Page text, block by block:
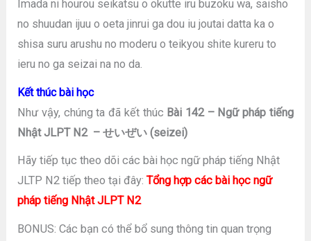
Imada ni hourou seikatsu o okutte iru buzoku wa, saisho
no shuudan ijuu o oeta jinrui ga dou iu joutai datta ka o
shisa suru arushu no moderu o teikyou shite kureru to
ieru no ga seizai na no da.
Kết thúc bài học
Như vậy, chúng ta đã kết thúc Bài 142 – Ngữ pháp tiếng
Nhật JLPT N2 – せいぜい (seizei)
Hãy tiếp tục theo dõi các bài học ngữ pháp tiếng Nhật
JLTP N2 tiếp theo tại đây:Tổng hợp các bài học ngữ
pháp tiếng Nhật JLPT N2
BONUS: Các bạn có thể bổ sung thông tin quan trọng